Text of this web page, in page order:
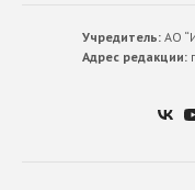
Учредитель:АО
Адрес редакции: